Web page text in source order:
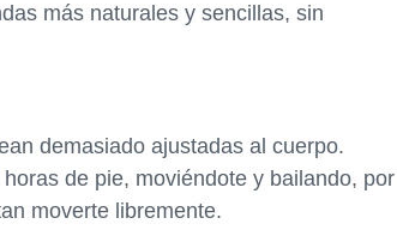
más naturales y sencillas, sin
demasiado ajustadas al cuerpo.
de pie, moviéndote y bailando, por
moverte libremente.